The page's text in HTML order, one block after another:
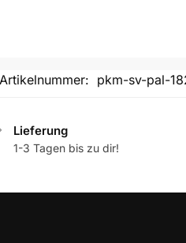
Artikelnummer: pkm-sv-pal-
Lieferung
1-3 Tagen bis zu dir!